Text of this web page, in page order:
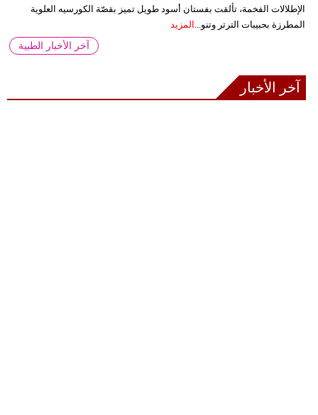
الإطلالات الفخمة، تألقت بفستان أسود طويل تميز بقصّة الكورسيه العلوية
المطرزة بحبيبات الترتر وتنو... المزيد
آخر الأخبار الطبية
آخر الأخبار